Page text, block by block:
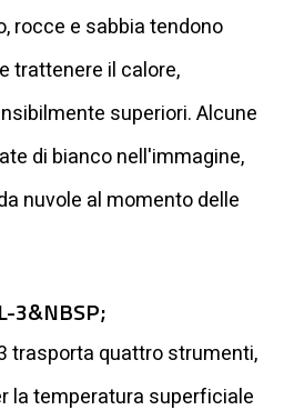
rocce e sabbia tendono
trattenere il calore,
superiori. Alcune
di bianco nell'immagine,
nuvole al momento delle
3&NBSP;
trasporta quattro strumenti,
la temperatura superficiale